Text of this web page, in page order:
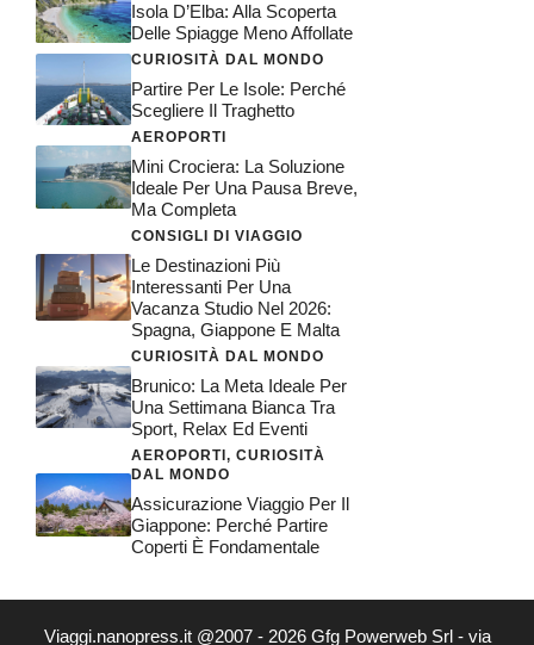
Isola D’Elba: Alla Scoperta
Delle Spiagge Meno Affollate
CURIOSITÀ DAL MONDO
Partire Per Le Isole: Perché
Scegliere Il Traghetto
AEROPORTI
Mini Crociera: La Soluzione
Ideale Per Una Pausa Breve,
Ma Completa
CONSIGLI DI VIAGGIO
Le Destinazioni Più
Interessanti Per Una
Vacanza Studio Nel 2026:
Spagna, Giappone E Malta
CURIOSITÀ DAL MONDO
Brunico: La Meta Ideale Per
Una Settimana Bianca Tra
Sport, Relax Ed Eventi
AEROPORTI , CURIOSITÀ
DAL MONDO
Assicurazione Viaggio Per Il
Giappone: Perché Partire
Coperti È Fondamentale
Viaggi.nanopress.it @2007 - 2026 Gfg Powerweb Srl - via